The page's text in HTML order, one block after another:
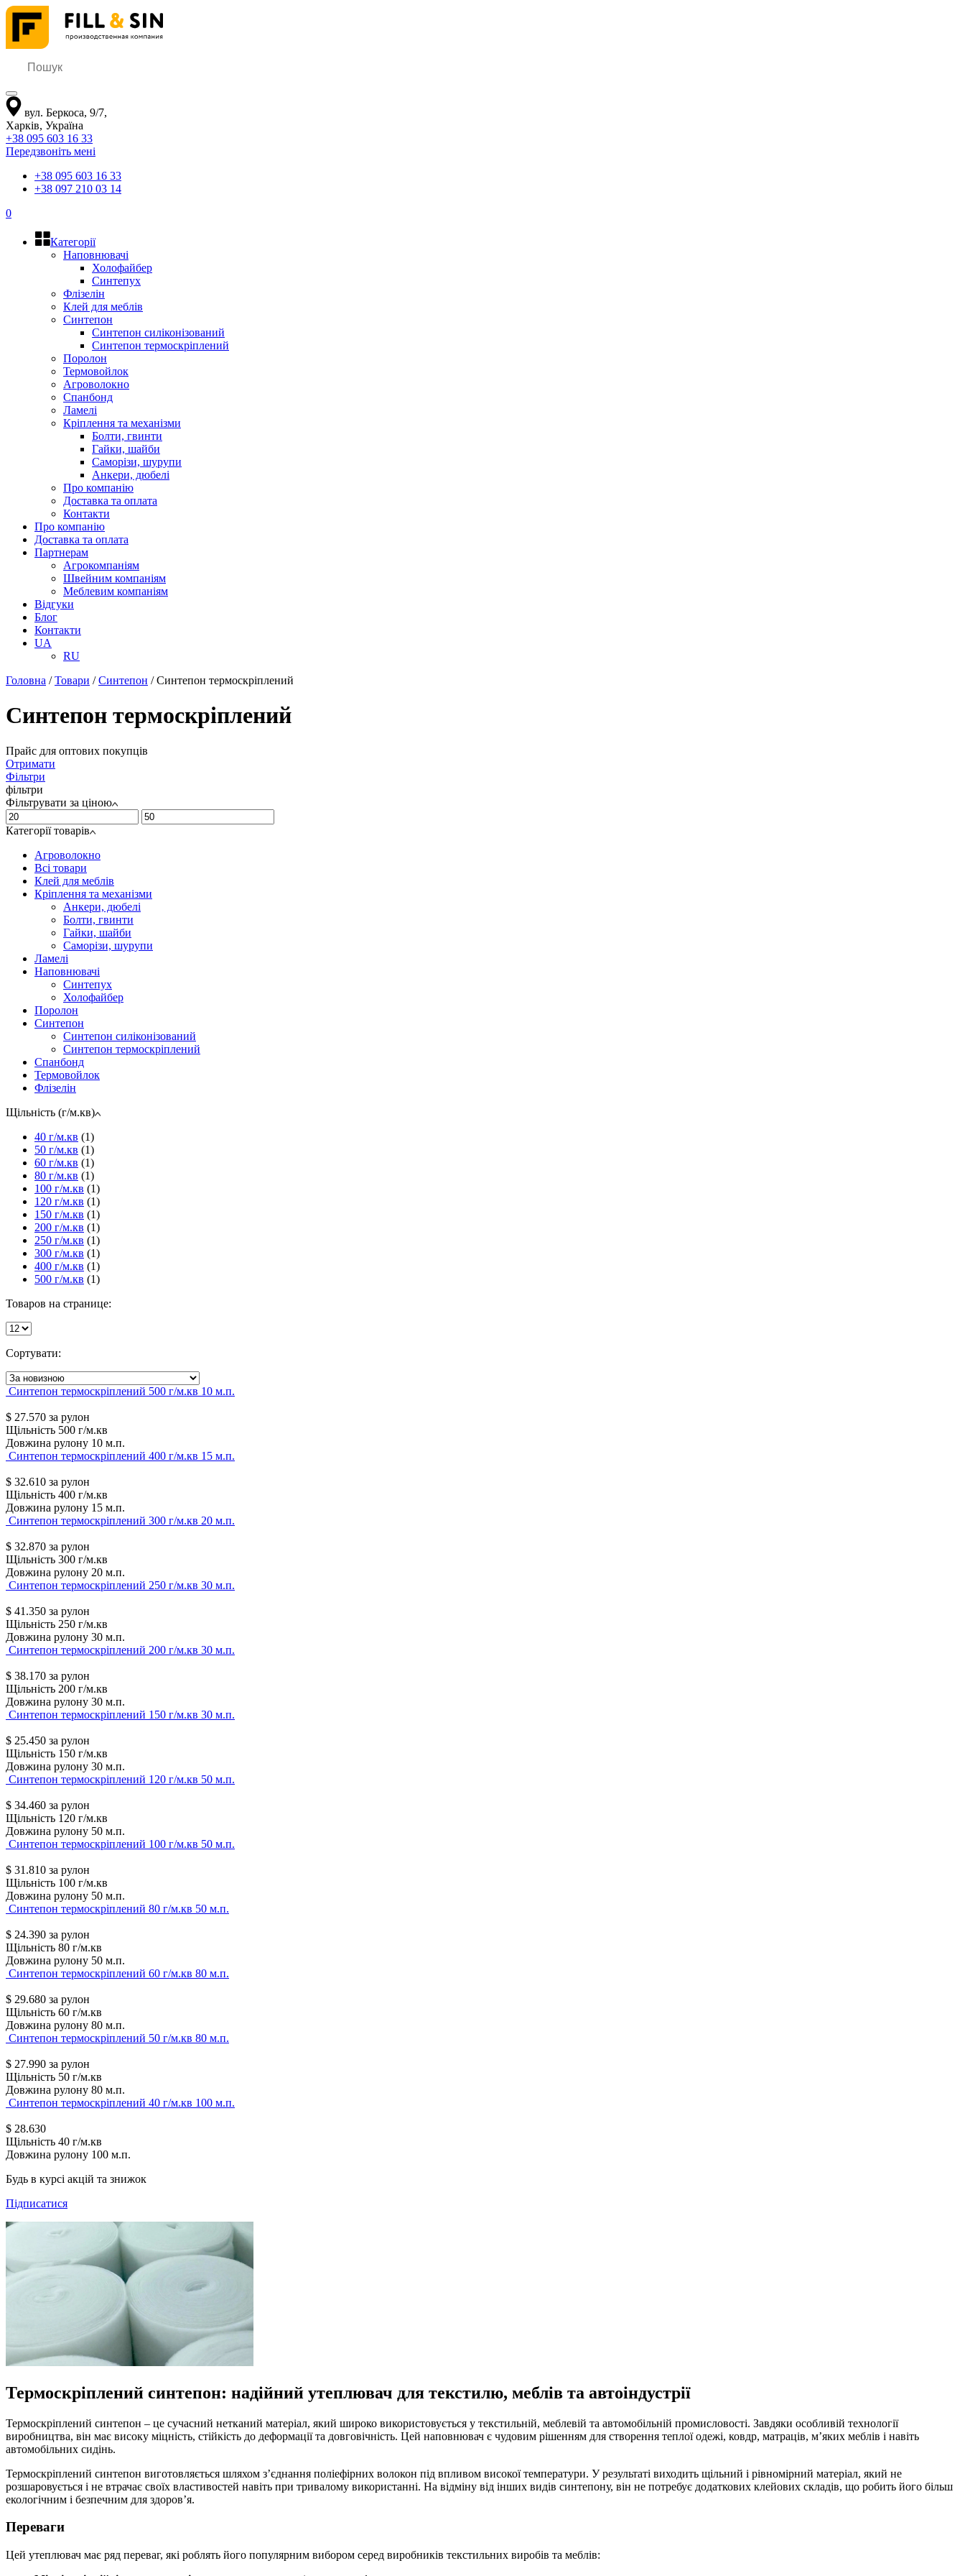
вул. Беркоса, 9/7,
Харків, Україна
+38 095 603 16 33
Передзвоніть мені
+38 095 603 16 33
+38 097 210 03 14
0
Категорії
Наповнювачі
Холофайбер
Синтепух
Флізелін
Клей для меблів
Синтепон
Синтепон силіконізований
Синтепон термоскріплений
Поролон
Термовойлок
Агроволокно
Спанбонд
Ламелі
Кріплення та механізми
Болти, гвинти
Гайки, шайби
Саморізи, шурупи
Анкери, дюбелі
Про компанію
Доставка та оплата
Контакти
Про компанію
Доставка та оплата
Партнерам
Агрокомпаніям
Швейним компаніям
Меблевим компаніям
Відгуки
Блог
Контакти
UA
RU
Головна /Товари /Синтепон /Синтепон термоскріплений
Синтепон термоскріплений
Прайс для оптових покупців
Отримати
Фільтри
фільтри
Фільтрувати за ціною
Категорії товарів
Агроволокно
Всі товари
Клей для меблів
Кріплення та механізми
Анкери, дюбелі
Болти, гвинти
Гайки, шайби
Саморізи, шурупи
Ламелі
Наповнювачі
Синтепух
Холофайбер
Поролон
Синтепон
Синтепон силіконізований
Синтепон термоскріплений
Спанбонд
Термовойлок
Флізелін
Щільність (г/м.кв)
40 г/м.кв (1)
50 г/м.кв (1)
60 г/м.кв (1)
80 г/м.кв (1)
100 г/м.кв (1)
120 г/м.кв (1)
150 г/м.кв (1)
200 г/м.кв (1)
250 г/м.кв (1)
300 г/м.кв (1)
400 г/м.кв (1)
500 г/м.кв (1)
Товаров на странице:
Сортувати:
Синтепон термоскріплений 500 г/м.кв 10 м.п.
$ 27.570 за рулон
Щільність 500 г/м.кв
Довжина рулону 10 м.п.
Синтепон термоскріплений 400 г/м.кв 15 м.п.
$ 32.610 за рулон
Щільність 400 г/м.кв
Довжина рулону 15 м.п.
Синтепон термоскріплений 300 г/м.кв 20 м.п.
$ 32.870 за рулон
Щільність 300 г/м.кв
Довжина рулону 20 м.п.
Синтепон термоскріплений 250 г/м.кв 30 м.п.
$ 41.350 за рулон
Щільність 250 г/м.кв
Довжина рулону 30 м.п.
Синтепон термоскріплений 200 г/м.кв 30 м.п.
$ 38.170 за рулон
Щільність 200 г/м.кв
Довжина рулону 30 м.п.
Синтепон термоскріплений 150 г/м.кв 30 м.п.
$ 25.450 за рулон
Щільність 150 г/м.кв
Довжина рулону 30 м.п.
Синтепон термоскріплений 120 г/м.кв 50 м.п.
$ 34.460 за рулон
Щільність 120 г/м.кв
Довжина рулону 50 м.п.
Синтепон термоскріплений 100 г/м.кв 50 м.п.
$ 31.810 за рулон
Щільність 100 г/м.кв
Довжина рулону 50 м.п.
Синтепон термоскріплений 80 г/м.кв 50 м.п.
$ 24.390 за рулон
Щільність 80 г/м.кв
Довжина рулону 50 м.п.
Синтепон термоскріплений 60 г/м.кв 80 м.п.
$ 29.680 за рулон
Щільність 60 г/м.кв
Довжина рулону 80 м.п.
Синтепон термоскріплений 50 г/м.кв 80 м.п.
$ 27.990 за рулон
Щільність 50 г/м.кв
Довжина рулону 80 м.п.
Синтепон термоскріплений 40 г/м.кв 100 м.п.
$ 28.630
Щільність 40 г/м.кв
Довжина рулону 100 м.п.
Будь в курсі акцій та знижок
Підписатися
Термоскріплений синтепон: надійний утеплювач для текстилю, меблів та автоіндустрії
Термоскріплений синтепон – це сучасний нетканий матеріал, який широко використовується у текстильній, меблевій та автомобільній промисловості. Завдяки особливій технології
виробництва, він має високу міцність, стійкість до деформації та довговічність. Цей наповнювач є чудовим рішенням для створення теплої одежі, ковдр, матраців, м’яких меблів і навіть
автомобільних сидінь.
Термоскріплений синтепон виготовляється шляхом з’єднання поліефірних волокон під впливом високої температури. У результаті виходить щільний і рівномірний матеріал, який не
розшаровується і не втрачає своїх властивостей навіть при тривалому використанні. На відміну від інших видів синтепону, він не потребує додаткових клейових складів, що робить його більш
екологічним і безпечним для здоров’я.
Переваги
Цей утеплювач має ряд переваг, які роблять його популярним вибором серед виробників текстильних виробів та меблів: